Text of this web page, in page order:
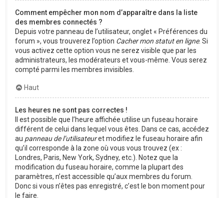
Comment empêcher mon nom d’apparaître dans la liste
des membres connectés ?
Depuis votre panneau de l’utilisateur, onglet « Préférences du
forum », vous trouverez l’option Cacher mon statut en ligne. Si
vous activez cette option vous ne serez visible que par les
administrateurs, les modérateurs et vous-même. Vous serez
compté parmi les membres invisibles.
Haut
Les heures ne sont pas correctes !
Il est possible que l’heure affichée utilise un fuseau horaire
différent de celui dans lequel vous êtes. Dans ce cas, accédez
au panneau de l’utilisateuret modifiez le fuseau horaire afin
qu’il corresponde à la zone où vous vous trouvez (ex :
Londres, Paris, New York, Sydney, etc.). Notez que la
modification du fuseau horaire, comme la plupart des
paramètres, n’est accessible qu’aux membres du forum.
Donc si vous n’êtes pas enregistré, c’est le bon moment pour
le faire.